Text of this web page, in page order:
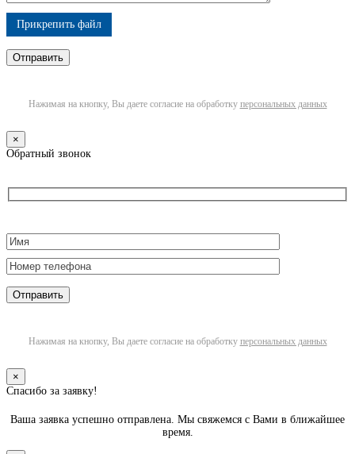
Прикрепить файл
Нажимая на кнопку, Вы даете согласие на обработку персональных данных
×
Обратный звонок
Нажимая на кнопку, Вы даете согласие на обработку персональных данных
×
Спасибо за заявку!
Ваша заявка успешно отправлена. Мы свяжемся с Вами в ближайшее
время.